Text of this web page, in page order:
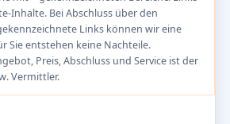
Inhalte. Bei Abschluss über den
Links können wir eine
Sie entstehen keine Nachteile.
Preis, Abschluss und Service ist der
Vermittler.